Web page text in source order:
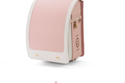
ー ランドセルの
ンドセル